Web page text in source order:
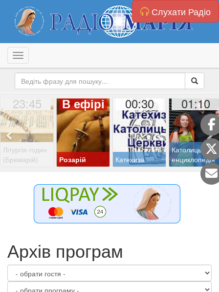
Слухати Радіо
Toggle navigation
23:45
Літургія годин
(Бревіарій)
В ефірі
Розарій
00:30
Катехиза
01:10
Католицька
енциклопедія
Архів програм